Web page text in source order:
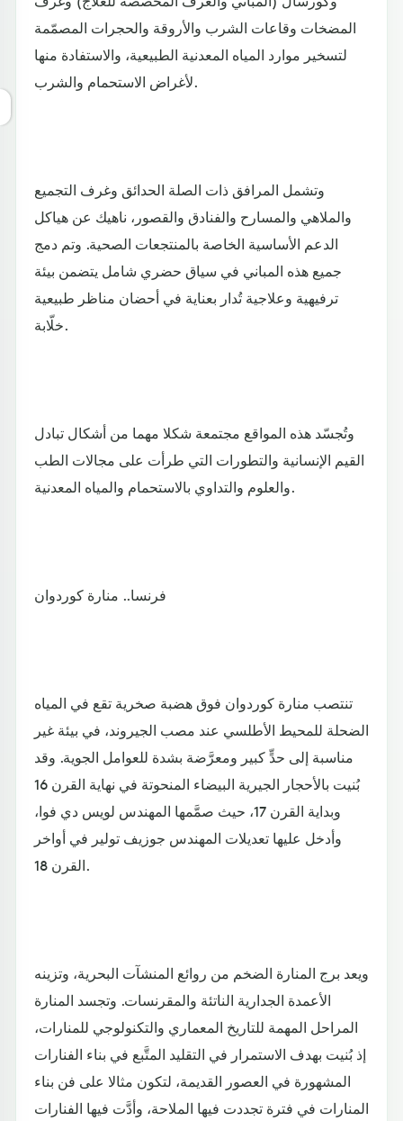
المضخات وقاعات الشرب والأروقة والحجرات المصمّمة
لتسخير موارد المياه المعدنية الطبيعية، والاستفادة منها
لأغراض الاستحمام والشرب.
وتشمل المرافق ذات الصلة الحدائق وغرف التجميع
والملاهي والمسارح والفنادق والقصور، ناهيك عن هياكل
الدعم الأساسية الخاصة بالمنتجعات الصحية. وتم دمج
جميع هذه المباني في سياق حضري شامل يتضمن بيئة
ترفيهية وعلاجية تُدار بعناية في أحضان مناظر طبيعية
خلّابة.
وتُجسّد هذه المواقع مجتمعة شكلا مهما من أشكال تبادل
القيم الإنسانية والتطورات التي طرأت على مجالات الطب
والعلوم والتداوي بالاستحمام والمياه المعدنية.
فرنسا.. منارة كوردوان
تنتصب منارة كوردوان فوق هضبة صخرية تقع في المياه
الضحلة للمحيط الأطلسي عند مصب الجيروند، في بيئة غير
مناسبة إلى حدٍّ كبير ومعرَّضة بشدة للعوامل الجوية. وقد
بُنيت بالأحجار الجيرية البيضاء المنحوتة في نهاية القرن 16
وبداية القرن 17، حيث صمَّمها المهندس لويس دي فوا،
وأدخل عليها تعديلات المهندس جوزيف تولير في أواخر
القرن 18.
ويعد برج المنارة الضخم من روائع المنشآت البحرية، وتزينه
الأعمدة الجدارية الناتئة والمقرنسات. وتجسد المنارة
المراحل المهمة للتاريخ المعماري والتكنولوجي للمنارات،
إذ بُنيت بهدف الاستمرار في التقليد المتَّبع في بناء الفنارات
المشهورة في العصور القديمة، لتكون مثالا على فن بناء
المنارات في فترة تجددت فيها الملاحة، وأدَّت فيها الفنارات